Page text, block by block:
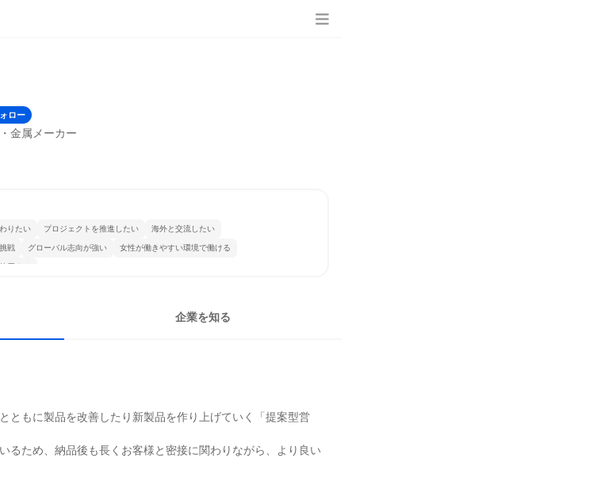
ロー
金属メーカー
りたい プロジェクトを推進したい 海外と交流したい
戦 グローバル志向が強い 女性が働きやすい環境で働ける
用する
企業を知る
ともに製品を改善したり新製品を作り上げていく「提案型営
るため、納品後も長くお客様と密接に関わりながら、より良い